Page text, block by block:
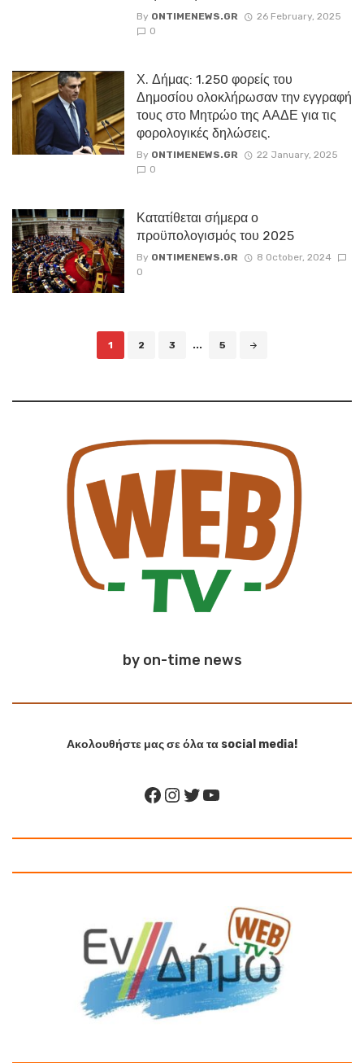
By ONTIMENEWS.GR
26 February, 2025
0
Χ. Δήμας: 1.250 φορείς του
Δημοσίου ολοκλήρωσαν την εγγραφή
τους στο Μητρώο της ΑΑΔΕ για τις
φορολογικές δηλώσεις.
By ONTIMENEWS.GR
22 January, 2025
0
Κατατίθεται σήμερα ο
προϋπολογισμός του 2025
By ONTIMENEWS.GR
8 October, 2024
0
1 2 3 ... 5
by on-time news
Ακολουθήστε μας σε όλα τα social media!